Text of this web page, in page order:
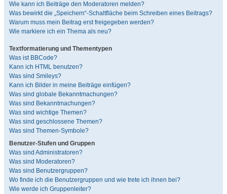
Wie kann ich Beiträge den Moderatoren melden?
Was bewirkt die „Speichern“-Schaltfläche beim Schreiben eines Beitrags?
Warum muss mein Beitrag erst freigegeben werden?
Wie markiere ich ein Thema als neu?
Textformatierung und Thementypen
Was ist BBCode?
Kann ich HTML benutzen?
Was sind Smileys?
Kann ich Bilder in meine Beiträge einfügen?
Was sind globale Bekanntmachungen?
Was sind Bekanntmachungen?
Was sind wichtige Themen?
Was sind geschlossene Themen?
Was sind Themen-Symbole?
Benutzer-Stufen und Gruppen
Was sind Administratoren?
Was sind Moderatoren?
Was sind Benutzergruppen?
Wo finde ich die Benutzergruppen und wie trete ich ihnen bei?
Wie werde ich Gruppenleiter?